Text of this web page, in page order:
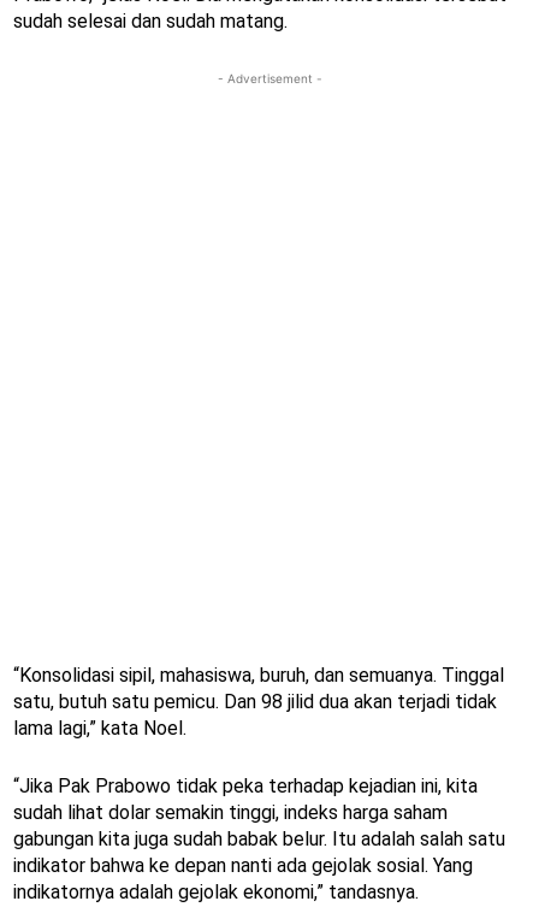
sudah selesai dan sudah matang.
- Advertisement -
“Konsolidasi sipil, mahasiswa, buruh, dan semuanya. Tinggal
satu, butuh satu pemicu. Dan 98 jilid dua akan terjadi tidak
lama lagi,” kata Noel.
“Jika Pak Prabowo tidak peka terhadap kejadian ini, kita
sudah lihat dolar semakin tinggi, indeks harga saham
gabungan kita juga sudah babak belur. Itu adalah salah satu
indikator bahwa ke depan nanti ada gejolak sosial. Yang
indikatornya adalah gejolak ekonomi,” tandasnya.